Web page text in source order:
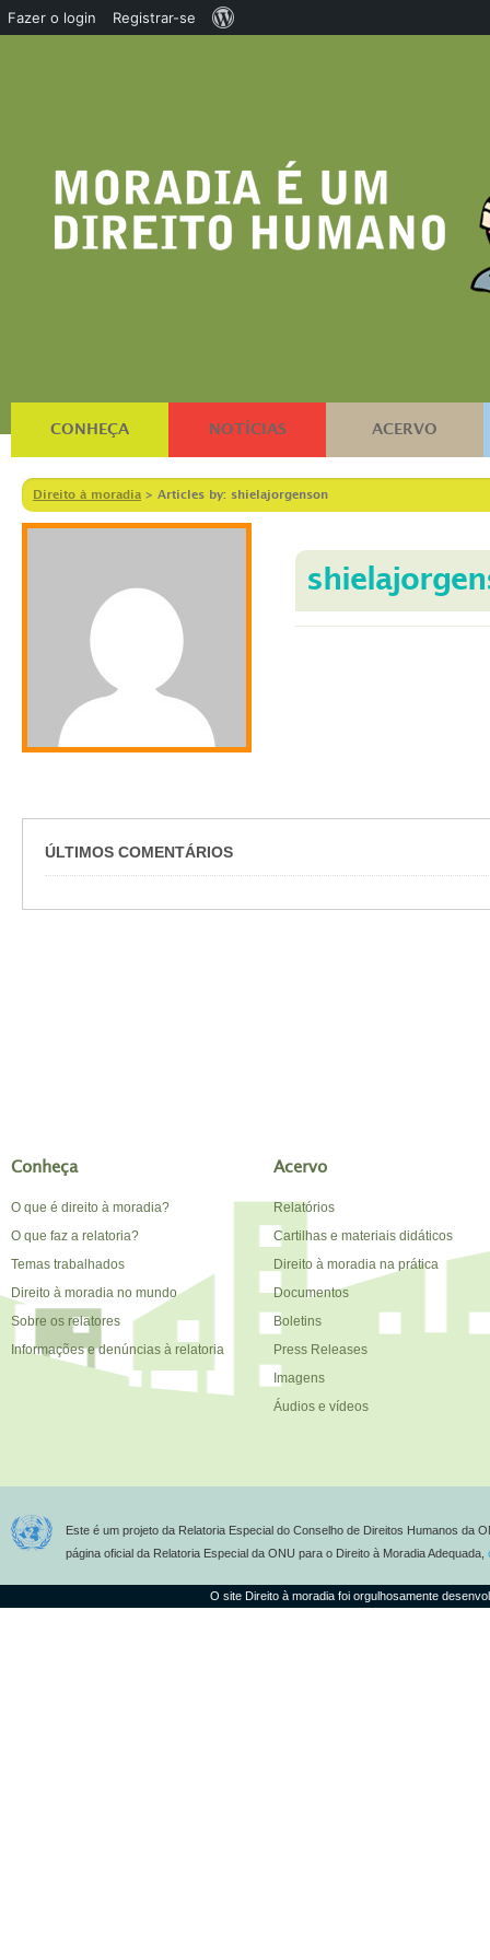
CONHEÇA NOTÍCIAS ACERVO
Direito à moradia > Articles by: shielajorgenson
ÚLTIMOS COMENTÁRIOS
Conheça
O que é direito à moradia?
O que faz a relatoria?
Temas trabalhados
Direito à moradia no mundo
Sobre os relatores
Informações e denúncias à relatoria
Acervo
Relatórios
Cartilhas e materiais didáticos
Direito à moradia na prática
Documentos
Boletins
Press Releases
Imagens
Áudios e vídeos
Este é um projeto da Relatoria Especial do Conselho de Direitos Humanos da
página oficial da Relatoria Especial da ONU para o Direito à Moradia Adequada,
O site Direito à moradia foi orgulhosamente
Fazer o login Registrar-se